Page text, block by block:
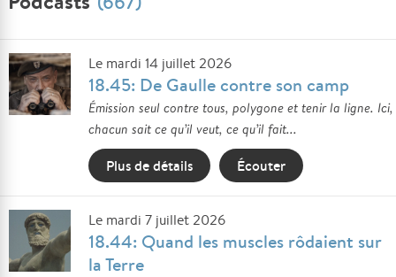
Le mardi 14 juillet 2026
18.45: De Gaulle contre son camp
Émission seul contre tous, polygone et tenir la ligne. Ici,
chacun sait ce qu’il veut, ce qu’il fait...
Plus de détails Écouter
Le mardi 7 juillet 2026
18.44: Quand les muscles rôdaient sur
la Terre